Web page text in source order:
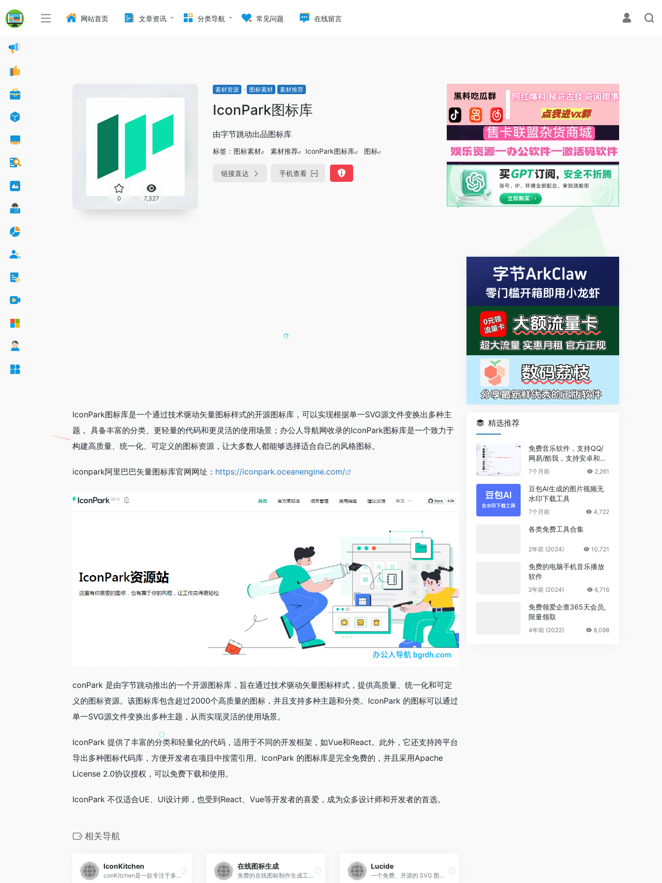
网站首页 文章资讯 分类导航 常见问题 在线留言
0 7,327
素材资源 图标素材 素材推荐
IconPark图标库
由字节跳动出品图标库
标签： 图标素材 素材推荐 IconPark图标库 图标
链接直达 手机查看
IconPark图标库是一个通过技术驱动矢量图标样式的开源图标库，可以实现根据单一SVG源文件变换出多种主
题， 具备丰富的分类、更轻量的代码和更灵活的使用场景；办公人导航网收录的IconPark图标库是一个致力于
构建高质量、统一化、可定义的图标资源，让大多数人都能够选择适合自己的风格图标。
iconpark阿里巴巴矢量图标库官网网址： https://iconpark.oceanengine.com/
conPark 是由字节跳动推出的一个开源图标库，旨在通过技术驱动矢量图标样式，提供高质量、统一化和可定
义的图标资源。该图标库包含超过2000个高质量的图标，并且支持多种主题和分类。IconPark 的图标可以通过
单一SVG源文件变换出多种主题，从而实现灵活的使用场景。
IconPark 提供了丰富的分类和轻量化的代码，适用于不同的开发框架，如Vue和React。此外，它还支持跨平台
导出多种图标代码库，方便开发者在项目中按需引用。IconPark 的图标库是完全免费的，并且采用Apache
License 2.0协议授权，可以免费下载和使用。
IconPark 不仅适合UE、UI设计师，也受到React、Vue等开发者的喜爱，成为众多设计师和开发者的首选。
相关导航
IconKitchen
conKitchen是一款专注于多平台图标快速生成的在线工具，能够一次性为 Android、iOS、Web 等三大终端输出符合尺寸规范的图标文件。
在线图标生成
免费的在线图标制作生成工具网站
Lucide
一个免费、开源的 SVG 图标库，超过 1600 个高质量矢量图标，均采用 ISC 许可证，可免费用于个人和商业项目。
精选推荐
免费音乐软件，支持QQ/
网易/酷我，支持安卓和Wi
ndows平台
7个月前 2,261
豆包AI生成的图片视频无
水印下载工具
7个月前 4,722
各类免费工具合集
2年前 (2024) 10,721
免费的电脑手机音乐播放
软件
2年前 (2024) 6,716
免费领爱企查365天会员,
限量领取
4年前 (2022) 8,098